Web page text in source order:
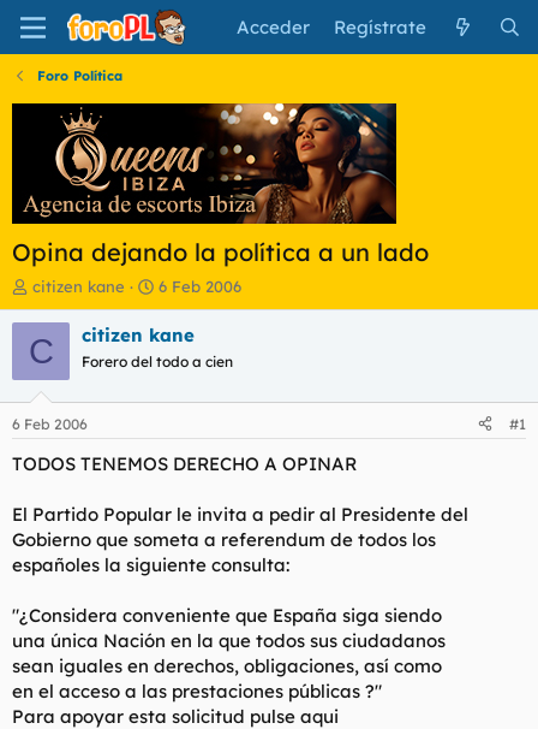
Acceder Regístrate
Foro Política
Opina dejando la política a un lado
I
n
i
c
a
d
o
r
l
t
e
a
citizen kane
F
e
c
a
i
n
i
o
6 Feb 2006
C citizen kane
Forero del todo a cien
6 Feb 2006 #1
TODOS TENEMOS DERECHO A OPINAR
El Partido Popular le invita a pedir al Presidente del
Gobierno que someta a referendum de todos los
españoles la siguiente consulta:
"¿Considera conveniente que España siga siendo
una única Nación en la que todos sus ciudadanos
sean iguales en derechos, obligaciones, así como
en el acceso a las prestaciones públicas ?"
Para apoyar esta solicitud pulse aqui